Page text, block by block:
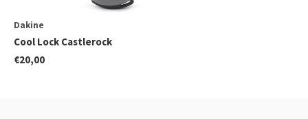
Dakine
Cool Lock Castlerock
€20,00